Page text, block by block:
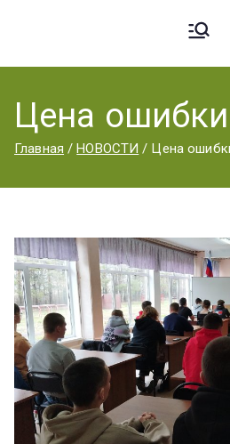
Цена
Главная НОВОСТИ Цена